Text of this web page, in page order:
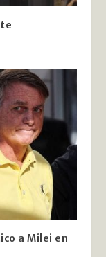
a Milei en